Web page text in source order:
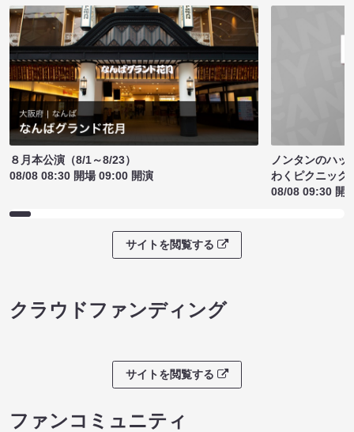
８月本公演（8/1～8/23）
08/08 08:30 開場 09:00 開演
ノンタンのハッ
わくピクニック
08/08 09:30 開
サイトを閲覧する
クラウドファンディング
サイトを閲覧する
ファンコミュニティ